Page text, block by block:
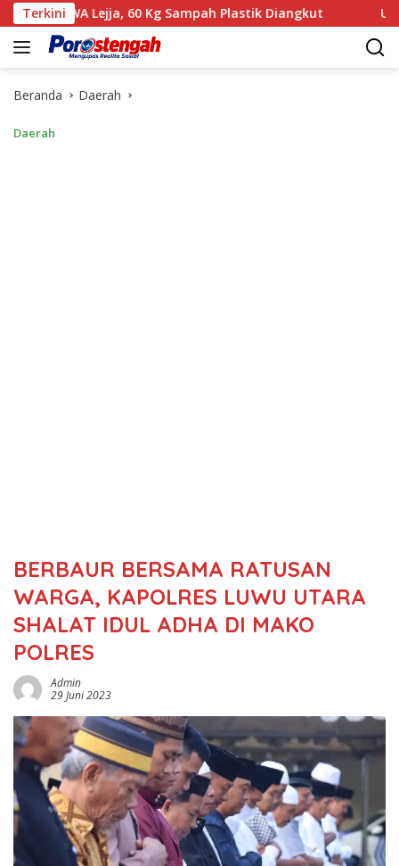
Langsung
ke
konten
Terkini
Lejja, 60 Kg Sampah Plastik Diangkut ‎Usai Gelar
Beranda Daerah
Daerah
BERBAUR BERSAMA RATUSAN
WARGA, KAPOLRES LUWU UTARA
SHALAT IDUL ADHA DI MAKO
POLRES
Admin
29 Juni 2023